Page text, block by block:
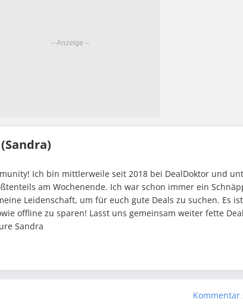
Ich bin mittlerweile seit 2018 bei DealDoktor und
am Wochenende. Ich war schon immer ein
Leidenschaft, um für euch gute Deals zu suchen. Es
offline zu sparen! Lasst uns gemeinsam weiter fette
Sandra
Kommentar